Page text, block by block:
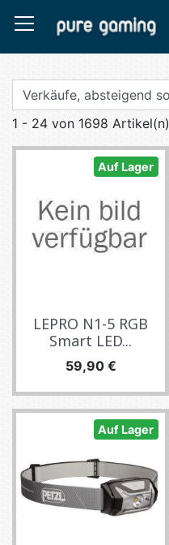
1 - 24 von 1698 Artikel(n)
Auf Lager
LEPRO N1-5 RGB
Smart LED...
Preis
59,90 €
Auf Lager